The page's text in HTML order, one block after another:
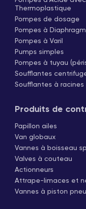
Thermoplastique
Pompes de dosage
Pompes à
Pompes à Varil
Pumps simples
Pompes à tuyau
Soufflantes
Soufflantes à racines
Produits de
Papillon ailes
Van globaux
Vannes à boisseau
Valves à couteau
Actionneurs
Attrape-limaces et
Vannes à piston